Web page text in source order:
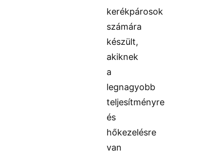
kerékpárosok
számára
készült,
akiknek
a
legnagyobb
teljesítményre
és
hőkezelésre
van